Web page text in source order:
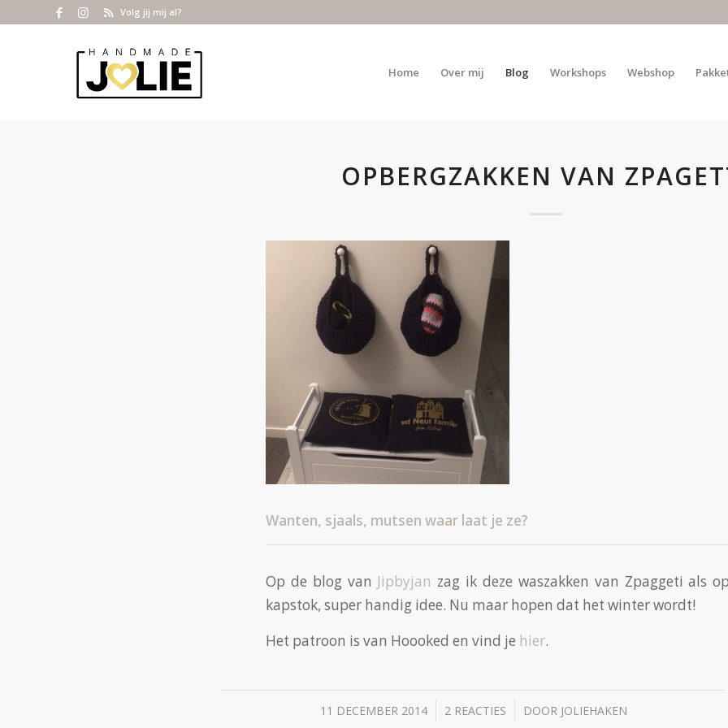
Volg jij mij al?
Home Over mij Blog Workshops Webshop
OPBERGZAKKEN VAN
Wanten, sjaals, mutsen waar laat je ze?
Op de blog van Jipbyjan zag ik deze waszakken van Zpaggeti als
kapstok, super handig idee. Nu maar hopen dat het winter wordt!
Het patroon is van Hoooked en vind je hier.
11 DECEMBER 2014
/ 2 REACTIES
/ DOOR JOLIEHAKEN